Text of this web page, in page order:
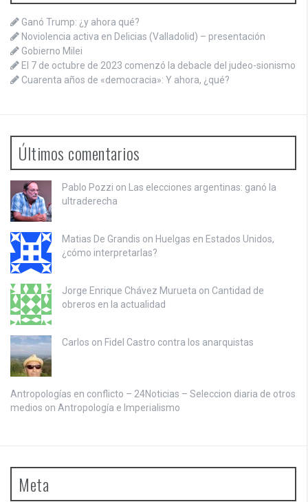
Ganó Trump: ¿y ahora qué?
Noviolencia activa en Delicias (Valladolid) – presentación
Gobierno Milei
El 7 de octubre de 2023 comenzó la debacle del judeo-sionismo
Cuarenta años de «democracia»: Y ahora, ¿qué?
Últimos comentarios
Pablo Pozzi on Las elecciones argentinas: ganó la
ultraderecha
Matias De Grandis on Huelgas en Estados Unidos,
¿cómo interpretarlas?
Jorge Enrique Chávez Murueta on Cantidad de
obreros en la actualidad
Carlos on Fidel Castro contra los anarquistas
Antropologías en conflicto – 24Noticias – Seleccion diaria de otros
medios on Antropología e Imperialismo
Meta